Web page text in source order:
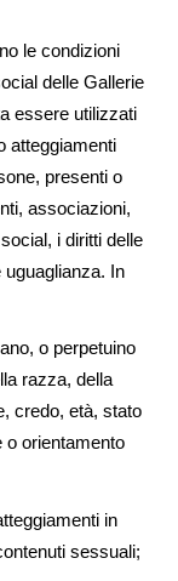
le condizioni
delle Gallerie
essere utilizzati
atteggiamenti
presenti o
associazioni,
i diritti delle
In
o perpetuino
razza, della
credo, età, stato
o orientamento
in
sessuali;